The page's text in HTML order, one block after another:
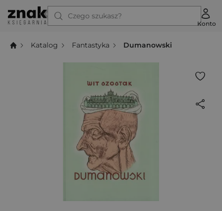
Czego szukasz?
Konto
Katalog Fantastyka Dumanowski